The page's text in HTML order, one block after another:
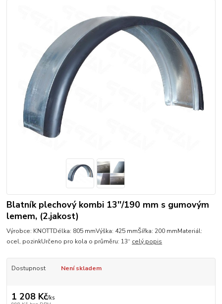
Blatník plechový kombi 13''/190 mm s gumovým
lemem, (2.jakost)
Výrobce: KNOTTDélka: 805 mmVýška: 425 mmŠířka: 200 mmMateriál:
ocel, pozinkUrčeno pro kola o průměru: 13“ celý popis
Dostupnost Není skladem
1 208 Kč/ks